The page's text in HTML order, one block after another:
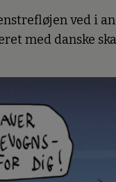
ved i
med danske